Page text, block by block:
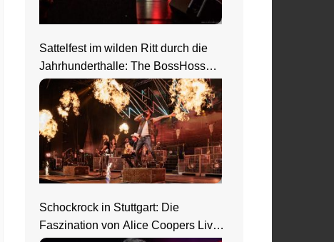
Sattelfest im wilden Ritt durch die
Jahrhunderthalle: The BossHoss
elektrisieren in Frankfurt
Schockrock in Stuttgart: Die
Faszination von Alice Coopers Live-